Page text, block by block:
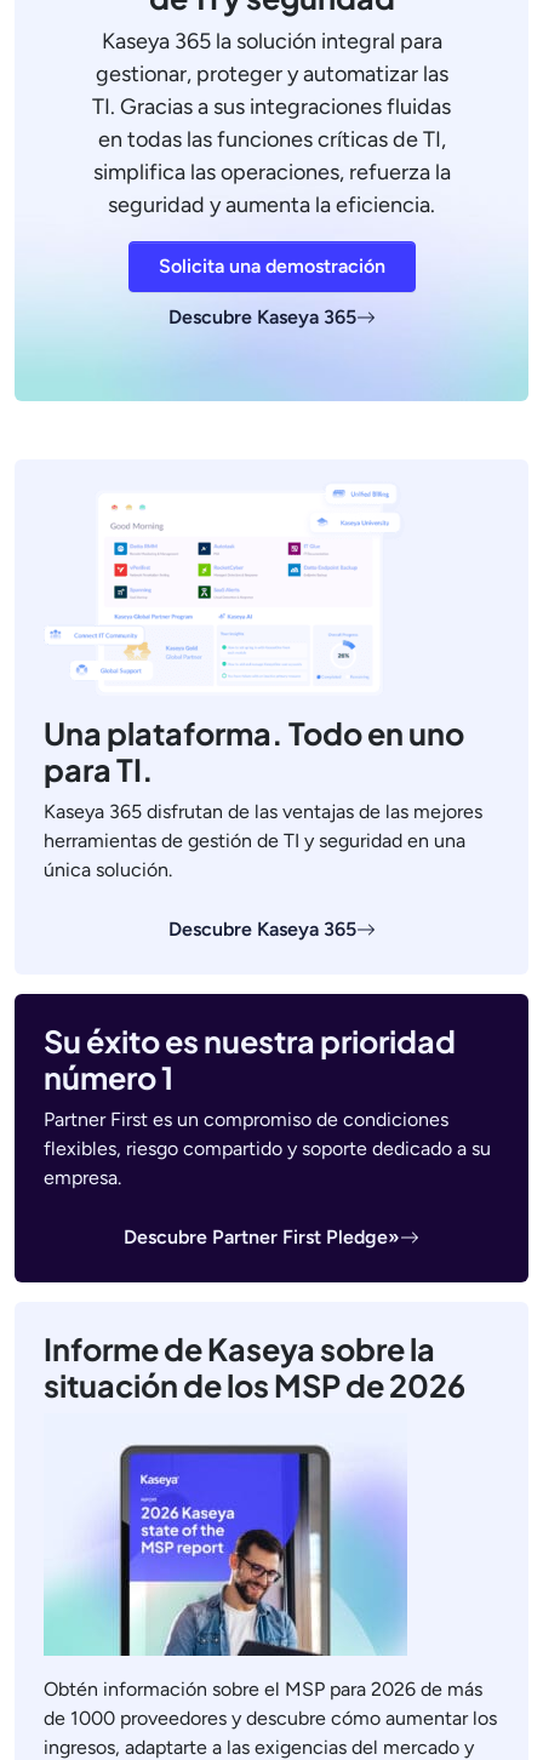
Kaseya 365 la solución integral para
gestionar, proteger y automatizar las
TI. Gracias a sus integraciones fluidas
en todas las funciones críticas de TI,
simplifica las operaciones, refuerza la
seguridad y aumenta la eficiencia.
Solicita una demostración
Descubre Kaseya 365
Una plataforma. Todo en uno
para TI.
Kaseya 365 disfrutan de las ventajas de las mejores
herramientas de gestión de TI y seguridad en una
única solución.
Descubre Kaseya 365
Su éxito es nuestra prioridad
número 1
Partner First es un compromiso de condiciones
flexibles, riesgo compartido y soporte dedicado a su
empresa.
Descubre Partner First Pledge»
Informe de Kaseya sobre la
situación de los MSP de 2026
Obtén información sobre el MSP para 2026 de más
de 1000 proveedores y descubre cómo aumentar los
ingresos, adaptarte a las exigencias del mercado y